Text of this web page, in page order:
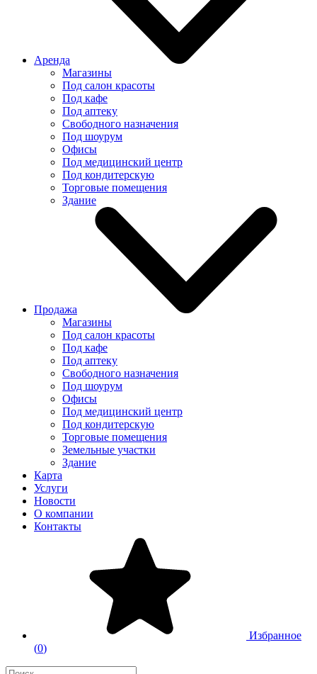
Аренда
Магазины
Под салон красоты
Под кафе
Под аптеку
Свободного назначения
Под шоурум
Офисы
Под медицинский центр
Под кондитерскую
Торговые помещения
Здание
Продажа
Магазины
Под салон красоты
Под кафе
Под аптеку
Свободного назначения
Под шоурум
Офисы
Под медицинский центр
Под кондитерскую
Торговые помещения
Земельные участки
Здание
Карта
Услуги
Новости
О компании
Контакты
Избранное
(0)